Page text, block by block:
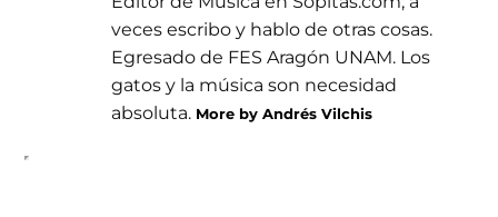
veces escribo y hablo de otras cosas.
Egresado de FES Aragón UNAM. Los
gatos y la música son necesidad
absoluta. More by Andrés Vilchis